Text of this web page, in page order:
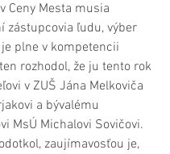
Ceny Mesta musia
zástupcovia ľudu, výber
plne v kompetencii
rozhodol, že ju tento rok
v ZUŠ Jána Melkoviča
a bývalému
MsÚ Michalovi Sovičovi.
zaujímavosťou je,